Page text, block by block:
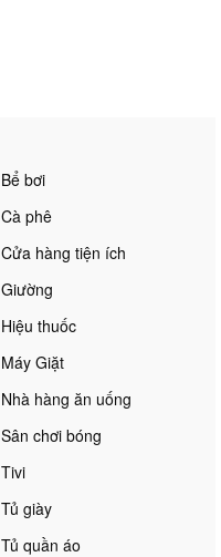
Bể bơi
Cà phê
Cửa hàng tiện ích
Giường
Hiệu thuốc
Máy Giặt
Nhà hàng ăn uống
Sân chơi bóng
Tivi
Tủ giày
Tủ quần áo